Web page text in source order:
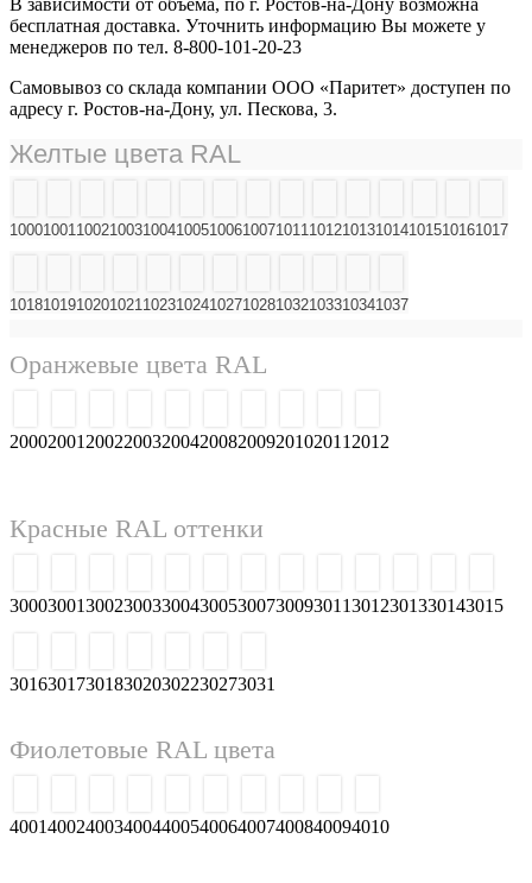
В зависимости от объема, по г. Ростов-на-Дону возможна
бесплатная доставка. Уточнить информацию Вы можете у
менеджеров по тел. 8-800-101-20-23
Самовывоз со склада компании ООО «Паритет» доступен по
адресу г. Ростов-на-Дону, ул. Пескова, 3.
Желтые цвета RAL
100010011002100310041005100610071011101210131014101510161017
101810191020102110231024102710281032103310341037
Оранжевые цвета RAL
20002001 2002200320042008200920102011 2012
Красные RAL оттенки
3000300130023003300430053007300930113012301330143015
3016301730183020302230273031
Фиолетовые RAL цвета
4001400240034004400540064007400840094010